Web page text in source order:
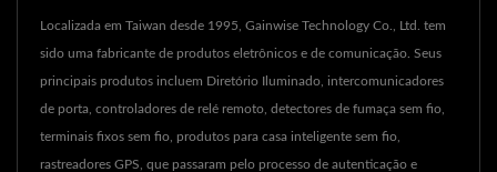
Localizada em Taiwan desde 1995, Gainwise Technology Co., Ltd. tem
sido uma fabricante de produtos eletrônicos e de comunicação. Seus
principais produtos incluem Diretório Iluminado, intercomunicadores
de porta, controladores de relé remoto, detectores de fumaça sem fio,
terminais fixos sem fio, produtos para casa inteligente sem fio,
rastreadores GPS, que passaram pelo processo de autenticação e